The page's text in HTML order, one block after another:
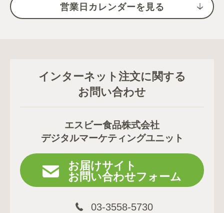
営業日カレンダーを見る
インターネット注文に関する
お問い合わせ
エスビー食品株式会社
デジタルマーケティングユニット
お届けサイト
お問い合わせフォーム
03-3558-5730